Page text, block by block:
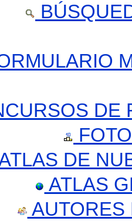
DE
DE
ATLAS
AUTORES